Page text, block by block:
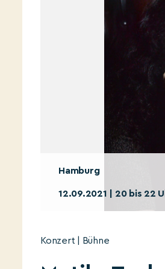
Hamburg
12.09.2021 | 20 bis 22
Konzert | Bühne